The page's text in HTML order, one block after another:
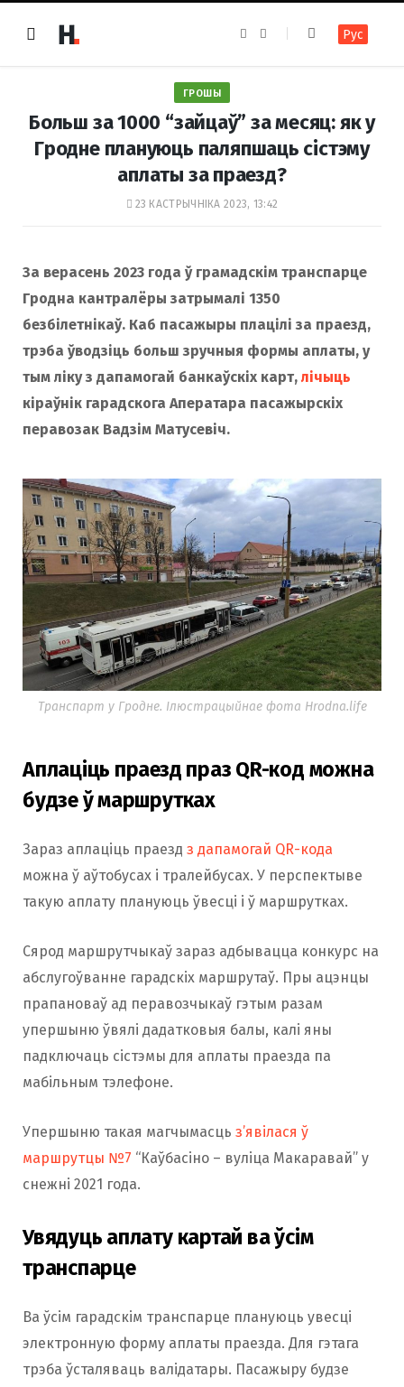
e
k
t
a
m
Рус
ГРОШЫ
Больш за 1000 “зайцаў” за месяц: як у
Гродне плануюць паляпшаць сістэму
аплаты за праезд?
23 КАСТРЫЧНІКА 2023, 13:42
За верасень 2023 года ў грамадскім транспарце
Гродна кантралёры затрымалі 1350
безбілетнікаў. Каб пасажыры плацілі за праезд,
трэба ўводзіць больш зручныя формы аплаты, у
тым ліку з дапамогай банкаўскіх карт, лічыць
кіраўнік гарадскога Аператара пасажырскіх
перавозак Вадзім Матусевіч.
Транспарт у Гродне. Ілюстрацыйнае фота Hrodna.life
Аплаціць праезд праз QR-код можна
будзе ў маршрутках
Зараз аплаціць праезд з дапамогай QR-кода
можна ў аўтобусах і тралейбусах. У перспектыве
такую аплату плануюць ўвесці і ў маршрутках.
Сярод маршрутчыкаў зараз адбывацца конкурс на
абслугоўванне гарадскіх маршрутаў. Пры ацэнцы
прапановаў ад перавозчыкаў гэтым разам
упершыню ўвялі дадатковыя балы, калі яны
падключаць сістэмы для аплаты праезда па
мабільным тэлефоне.
Упершыню такая магчымасць з’явілася ў
маршрутцы №7 “Каўбасіно – вуліца Макаравай” у
снежні 2021 года.
Увядуць аплату картай ва ўсім
транспарце
Ва ўсім гарадскім транспарце плануюць увесці
электронную форму аплаты праезда. Для гэтага
трэба ўсталяваць валідатары. Пасажыру будзе